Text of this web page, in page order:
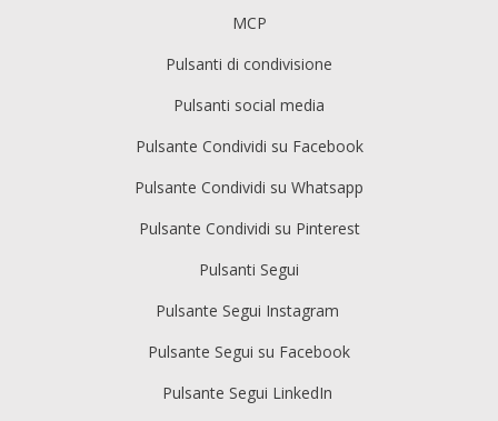
MCP
Pulsanti di condivisione
Pulsanti social media
Pulsante Condividi su Facebook
Pulsante Condividi su Whatsapp
Pulsante Condividi su Pinterest
Pulsanti Segui
Pulsante Segui Instagram
Pulsante Segui su Facebook
Pulsante Segui LinkedIn